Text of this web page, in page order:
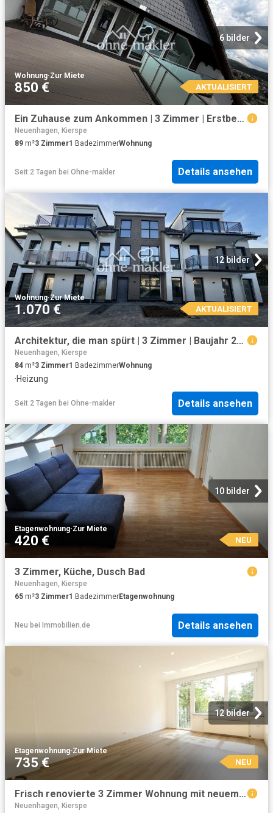
6 bilder
Wohnung·Zur Miete
850 € AKTUALISIERT
Ein Zuhause zum Ankommen | 3 Zimmer | Erstbezug nach Kernsanierung | ab 01.08.26 I exklusiv
Neuenhagen, Kierspe
89 m²3 Zimmer1 BadezimmerWohnung
Seit 2 Tagen bei Ohne-makler Details ansehen
12 bilder
Wohnung·Zur Miete
1.070 € AKTUALISIERT
Architektur, die man spürt | 3 Zimmer | Baujahr 2024 | durchdachtes Konzept | ab sofort | exklusiv!
Neuenhagen, Kierspe
84 m²3 Zimmer1 BadezimmerWohnung
·Heizung
Seit 2 Tagen bei Ohne-makler Details ansehen
10 bilder
Etagenwohnung·Zur Miete
420 € NEU
3 Zimmer, Küche, Dusch Bad
Neuenhagen, Kierspe
65 m²3 Zimmer1 BadezimmerEtagenwohnung
Neu bei Immobilien.de Details ansehen
12 bilder
Etagenwohnung·Zur Miete
735 € NEU
Frisch renovierte 3 Zimmer Wohnung mit neuem Laminatboden in ruhiger & zentraler Lage
Neuenhagen, Kierspe